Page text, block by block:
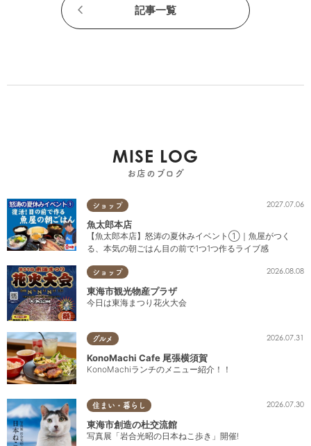
記事一覧
MISE LOG
お店のブログ
ショップ 2027.07.06
魚太郎本店
【魚太郎本店】怒涛の夏休みイベント①｜魚屋がつく
る、本気の朝ごはん目の前で1つ1つ作るライブ感
ショップ 2026.08.08
東海市観光物産プラザ
今日は東海まつり花火大会
グルメ 2026.07.31
KonoMachi Cafe 尾張横須賀
KonoMachiランチのメニュー紹介！！
住まい・暮らし 2026.07.30
東海市創造の杜交流館
写真展「岩合光昭の日本ねこ歩き」開催!